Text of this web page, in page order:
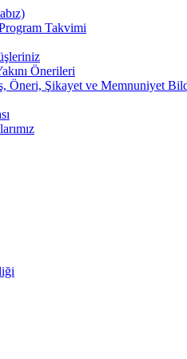
Takvimi
Önerileri
Öneri, Şikayet ve Memnuniyet